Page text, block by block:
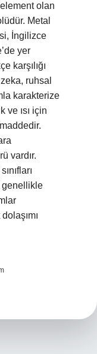
olan
Metal
İngilizce
yer
karşılığı
ruhsal
karakterize
ve ısı için
vardır.
genellikle